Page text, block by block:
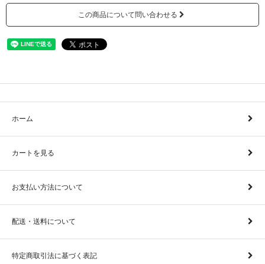
この商品について問い合わせる
ホーム
カートを見る
お支払い方法について
配送・送料について
特定商取引法に基づく表記